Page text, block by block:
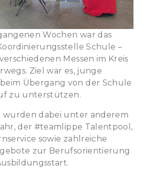
Wochen war das
Schule –
Messen im Kreis
Ziel war es, junge
Übergang von der Schule
zu unterstützen.
wurden dabei unter anderem
der #teamlippe Talentpool,
sowie zahlreiche
zur Berufsorientierung